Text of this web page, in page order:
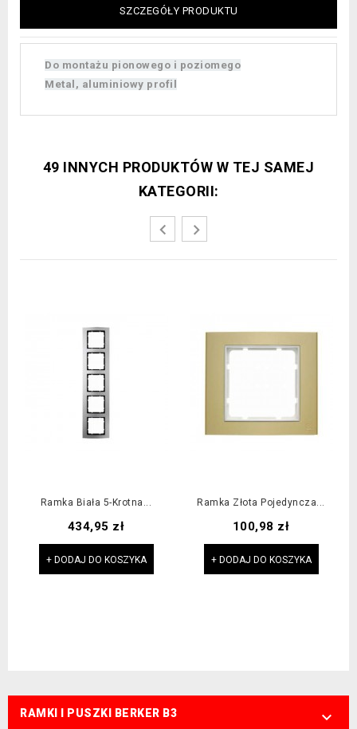
SZCZEGÓŁY PRODUKTU
Do montażu pionowego i poziomego
Metal, aluminiowy profil
49 INNYCH PRODUKTÓW W TEJ SAMEJ
KATEGORII:
Ramka Biała 5-Krotna...
Cena
434,95 zł
+ DODAJ DO KOSZYKA
Ramka Złota Pojedyncza...
Cena
100,98 zł
+ DODAJ DO KOSZYKA
RAMKI I PUSZKI BERKER B3 